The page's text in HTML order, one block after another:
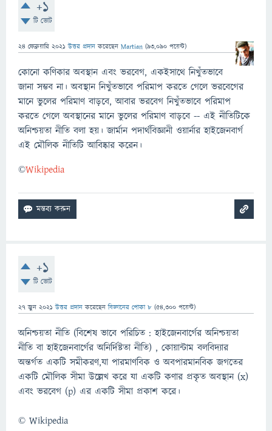
+1
টি ভোট
24 ফেব্রুয়ারি 2021 উত্তর প্রদান করেছেন Martian (93,090 পয়েন্ট)
কোনো কণিকার অবস্থান এবং ভরবেগ, একইসাথে নিখুঁতভাবে
জানা সম্ভব না। অবস্থান নিখুঁতভাবে পরিমাপ করতে গেলে ভরবেগের
মানে ভুলের পরিমাণ বাড়বে, আবার ভরবেগ নিখুঁতভাবে পরিমাপ
করতে গেলে অবস্থানের মানে ভুলের পরিমাণ বাড়বে -- এই নীতিটিকে
অনিশ্চয়তা নীতি বলা হয়। জার্মান পদার্থবিজ্ঞানী ওয়ার্নার হাইজেনবার্গ
এই মৌলিক নীতিটি আবিষ্কার করেন।
©️Wikipedia
+1
টি ভোট
27 জুন 2021 উত্তর প্রদান করেছেনবিজ্ঞানের পোকা ৮ (54,300 পয়েন্ট)
অনিশ্চয়তা নীতি (বিশেষ ভাবে পরিচিত : হাইজেনবার্গের অনিশ্চয়তা
নীতি বা হাইজেনবার্গের অনির্দিষ্টতা নীতি) , কোয়ান্টাম বলবিদ্যার
অন্তর্গত একটি সমীকরণ,যা পারমাণবিক ও অবপারমানবিক জগতের
একটি মৌলিক সীমা উল্লেখ করে যা একটি কণার প্রকৃত অবস্থান (x)
এবং ভরবেগ (p) এর একটি সীমা প্রকাশ করে।
©️ Wikipedia